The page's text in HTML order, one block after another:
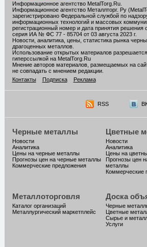
Информационное агентство MetalTorg.Ru.
Информационное агентство Металлторг. Ру
зарегистрировано Федеральной службой по
информационных технологий и массовых
регистрационный номер и дата принятия решения
серия ИА № ФС 77 - 85704 от 03 августа 2023 г.
Новости, аналитика, цены, статистика рынка
драгоценных металлов.
Использование открытых материалов
гиперссылкой на MetalTorg.Ru
Мнение авторов материалов, размещаемых на
не совпадать с мнением редакции.
Контакты
Подписка Реклама
RSS
Черные металлы
Новости
Аналитика
Цены на черные металлы
Прогнозы цен на черные металлы
Коммерческие предложения
Цветные
Новости
Аналитика
Цены на
Прогнозы цен
металлы
Коммерческие
Металлоторговля
Каталог организаций
Металлургический маркетплейс
Доска
Черные
Цветные
Сырье и
Услуги